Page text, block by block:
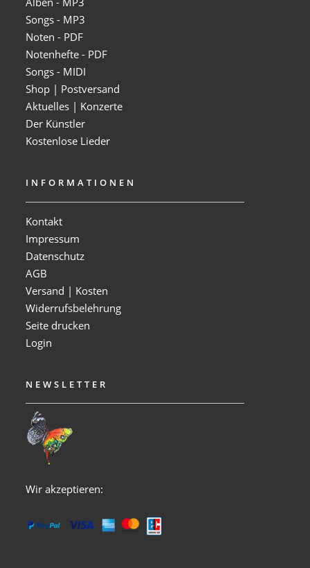
Songs - MP3
Noten - PDF
Notenhefte - PDF
Songs - MIDI
Shop | Postversand
Aktuelles | Konzerte
Der Künstler
Kostenlose Lieder
INFORMATIONEN
Kontakt
Impressum
Datenschutz
AGB
Versand | Kosten
Widerrufsbelehrung
Seite drucken
Login
NEWSLETTER
Wir akzeptieren: